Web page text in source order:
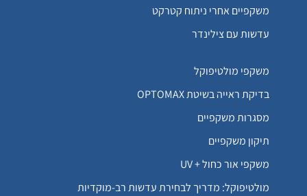
משקפיים אחרי ניתוח קטרקט
עדשות עם צילינדר
משקפי מולטיפוקל
בדיקת ראייה בשיטת OPTOMAX
מסגרות משקפיים
תיקון משקפיים
משקפי אור כחול + UV
מולטיפוקל: מדריך לבחירת עדשות רב-מוקדיות